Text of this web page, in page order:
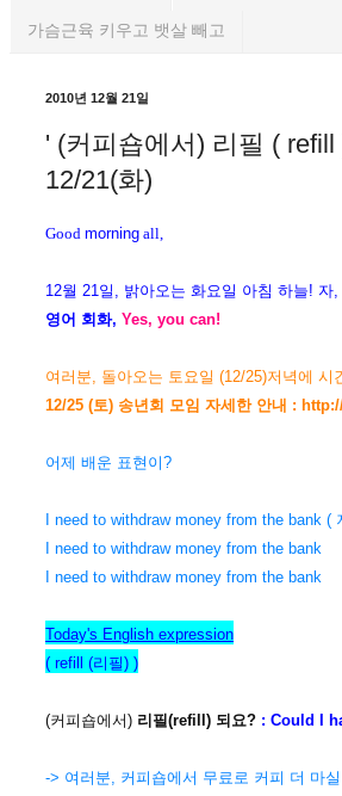
가슴근육 키우고 뱃살 빼고
2010년 12월 21일
' (커피숍에서) 리필 (
12/21(화)
Good morning all,
12월 21일, 밝아오는 화요일 아침 하늘! 자,
영어 회화, Yes, you can!
여러분, 돌아오는 토요일 (12/25)저녁에
12/25 (토) 송년회 모임 자세한 안내 :
어제 배운 표현이?
I need to withdraw money from the bank
I need to withdraw money from the bank
I need to withdraw money from the bank
Today's English expression
( refill (리필) )
(커피숍에서) 리필(refill) 되요? : Could I
-> 여러분, 커피숍에서 무료로 커피 더 마